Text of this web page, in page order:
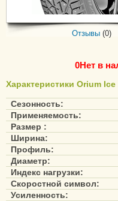
Отзывы (0)
0Нет в
Характеристики Orium
Сезонность:
Применяемость:
Размер :
Ширина:
Профиль:
Диаметр:
Индекс нагрузки:
Скоростной символ:
Усиленность: